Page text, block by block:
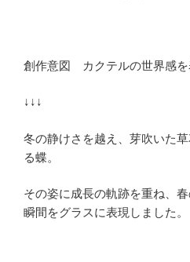
創作意図 カクテルの世界感を
↓↓↓
冬の静けさを越え、芽吹いた
る蝶。
その姿に成長の軌跡を重ね、
瞬間をグラスに表現しました。